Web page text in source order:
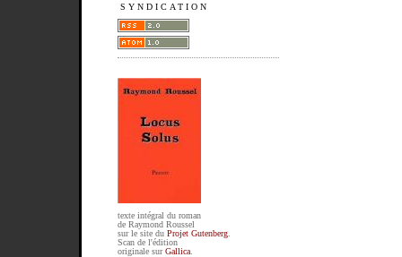
SYNDICATION
texte intégral du roman
de Raymond Roussel
sur le site du Projet Gutenberg.
Scan de l'édition
originale surGallica.